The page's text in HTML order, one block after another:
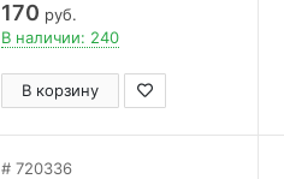
170 руб.
В наличии: 240
В корзину
720336